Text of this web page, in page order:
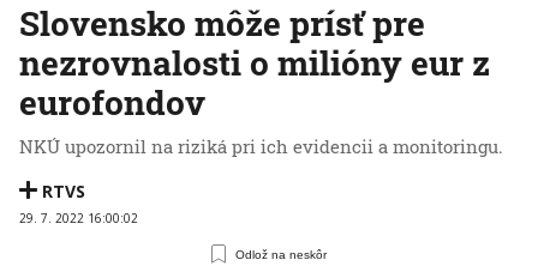
Slovensko môže prísť pre
nezrovnalosti o milióny eur z
eurofondov
NKÚ upozornil na riziká pri ich evidencii a monitoringu.
RTVS
29. 7. 2022 16:00:02
Odlož na neskôr